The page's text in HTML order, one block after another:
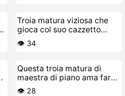
Troia matura viziosa che
gioca col suo cazzetto
giovane
👁️ 34
Questa troia matura di
maestra di piano ama farsi
sfondare il culo
👁️ 28